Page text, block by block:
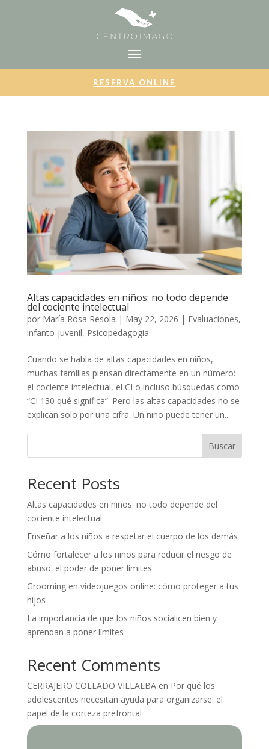
RESERVA ONLINE
Altas capacidades en niños: no todo depende
del cociente intelectual
por María Rosa Resola | May 22, 2026 | Evaluaciones,
infanto-juvenil, Psicopedagogia
Cuando se habla de altas capacidades en niños,
muchas familias piensan directamente en un número:
el cociente intelectual, el CI o incluso búsquedas como
“CI 130 qué significa”. Pero las altas capacidades no se
explican solo por una cifra. Un niño puede tener un...
Buscar
Recent Posts
Altas capacidades en niños: no todo depende del
cociente intelectual
Enseñar a los niños a respetar el cuerpo de los demás
Cómo fortalecer a los niños para reducir el riesgo de
abuso: el poder de poner límites
Grooming en videojuegos online: cómo proteger a tus
hijos
La importancia de que los niños socialicen bien y
aprendan a poner límites
Recent Comments
CERRAJERO COLLADO VILLALBAen Por qué los
adolescentes necesitan ayuda para organizarse: el
papel de la corteza prefrontal